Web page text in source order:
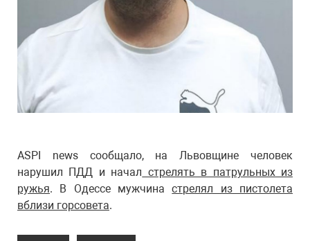
ASPI news сообщало, на Львовщине человек
нарушил ПДД и начал стрелять в патрульных из
ружья. В Одессе мужчинастрелял из пистолета
вблизи горсовета.